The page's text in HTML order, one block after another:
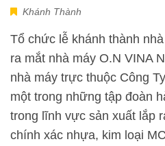
Khánh Thành
Tổ chức lễ khánh thành
ra mắt nhà máy O.N VINA
nhà máy trực thuộc Công
một trong những tập đoàn
trong lĩnh vực sản xuất lắp
chính xác nhựa, kim loại